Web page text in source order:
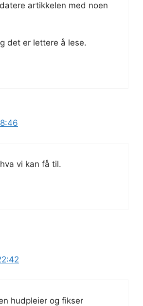
artikkelen med noen
det er lettere å lese.
vi kan få til.
hudpleier og fikser